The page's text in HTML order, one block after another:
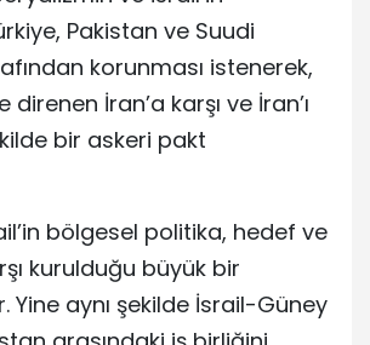
Pakistan ve Suudi
korunması istenerek,
İran’a karşı ve İran’ı
bir askeri pakt
bölgesel politika, hedef ve
kurulduğu büyük bir
Yine aynı şekilde İsrail-Güney